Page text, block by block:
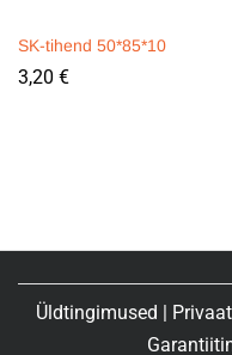
SK-tihend 50*85*10
3,20 €
Üldtingimused